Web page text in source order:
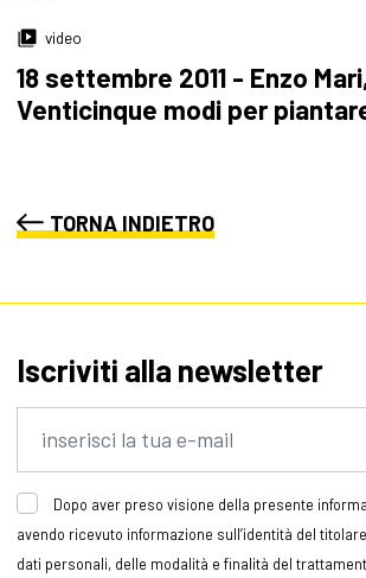
video
18 settembre 2011 - Enzo
Venticinque modi per
TORNA INDIETRO
Iscriviti alla newsletter
Dopo aver preso visione della presente
avendo ricevuto informazione sull’identità del
dati personali, delle modalità e finalità del